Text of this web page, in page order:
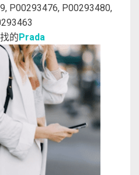
P00293476, P00293480,
的 Prada